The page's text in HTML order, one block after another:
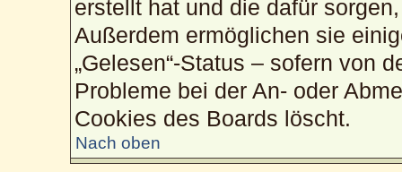
erstellt hat und die dafür
Außerdem ermöglichen sie
„Gelesen“-Status – sofern von
Probleme bei der An- oder
Cookies des Boards löscht.
Nach oben